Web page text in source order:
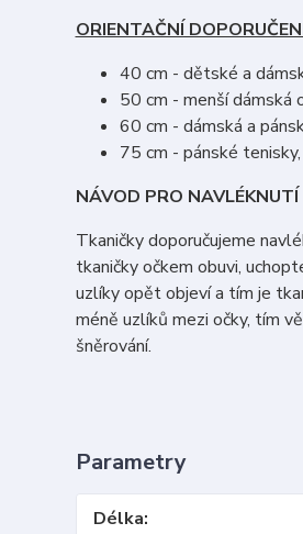
ORIENTAČNÍ
40 cm - dětské a
50 cm - menší dámská
60 cm - dámská a
75 cm - pánské
NÁVOD PRO
Tkaničky doporučujeme
tkaničky očkem obuvi,
uzlíky opět objeví a tím je
méně uzlíků mezi očky, tím
šněrování.
Parametry
Délka